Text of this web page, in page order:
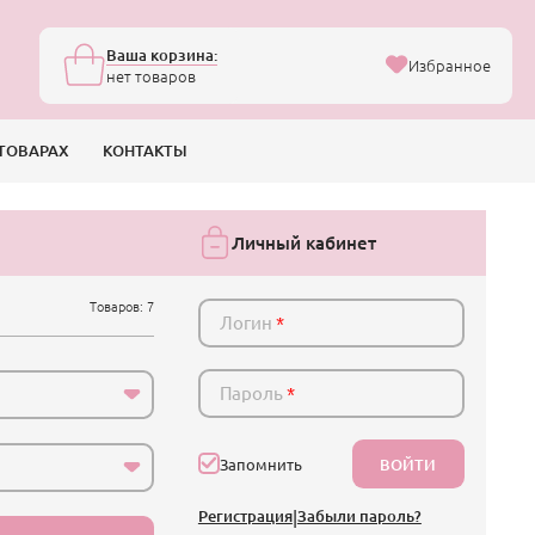
Ваша корзина:
нет товаров
Избранное
КОНТАКТЫ
Товаров: 7
Личный кабинет
Логин*
Пароль*
Запомнить ВОЙТИ
Регистрация|Забыли пароль?